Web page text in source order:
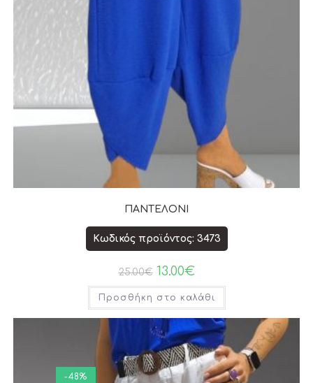
ΠΑΝΤΕΛΟΝΙ
Κωδικός προϊόντος: 3473
25.00€ 13.00€
Προσθήκη στο καλάθι
-48%